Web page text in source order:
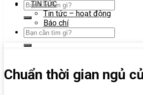
TIN TỨC
Tin tức – hoạt động
Báo chí
Chuẩn thời gian ngủ